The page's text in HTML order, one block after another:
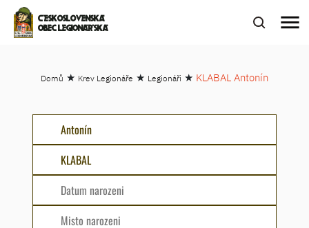
ČESKOSLOVENSKÁ
OBEC LEGIONÁŘSKÁ
menu
Domů ★ Krev Legionáře ★ Legionáři ★ KLABAL Antonín